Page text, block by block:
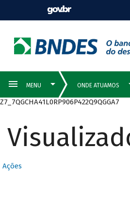
Z7_7QGCHA41L0RP906P422Q9QGGA7
Ações